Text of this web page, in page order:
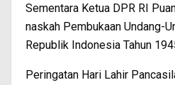
Sementara Ketua DPR RI
naskah Pembukaan Undang-
Republik Indonesia Tahun
Peringatan Hari Lahir